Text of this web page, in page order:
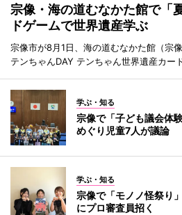
宗像・海の道むなかた館で
ドゲームで世界遺産学ぶ
宗像市が8月1日、海の道むなかた館（宗
テンちゃんDAY テンちゃん世界遺産カー
学ぶ・知る
宗像で「子ども議会体
めぐり児童7人が議論
学ぶ・知る
宗像で「モノノ怪祭り
にプロ審査員招く